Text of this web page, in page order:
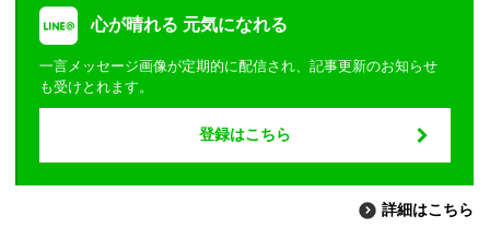
心が晴れる 元気になれる
一言メッセージ画像が定期的に配信され、記事更新のお知らせ
も受けとれます。
登録はこちら
詳細はこちら